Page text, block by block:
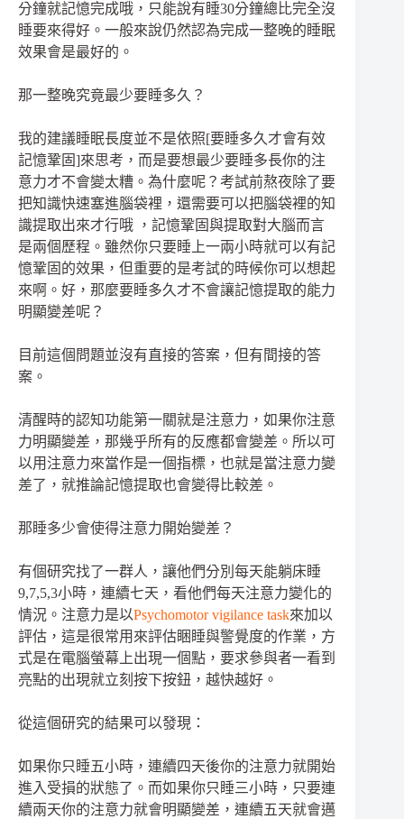
分鐘就記憶完成哦，只能說有睡30分鐘總比完全沒
睡要來得好。一般來說仍然認為完成一整晚的睡眠
效果會是最好的。
那一整晚究竟最少要睡多久？
我的建議睡眠長度並不是依照[要睡多久才會有效
記憶鞏固]來思考，而是要想最少要睡多長你的注
意力才不會變太糟。為什麼呢？考試前熬夜除了要
把知識快速塞進腦袋裡，還需要可以把腦袋裡的知
識提取出來才行哦 ，記憶鞏固與提取對大腦而言
是兩個歷程。雖然你只要睡上一兩小時就可以有記
憶鞏固的效果，但重要的是考試的時候你可以想起
來啊。好，那麼要睡多久才不會讓記憶提取的能力
明顯變差呢？
目前這個問題並沒有直接的答案，但有間接的答
案。
清醒時的認知功能第一關就是注意力，如果你注意
力明顯變差，那幾乎所有的反應都會變差。所以可
以用注意力來當作是一個指標，也就是當注意力變
差了，就推論記憶提取也會變得比較差。
那睡多少會使得注意力開始變差？
有個研究找了一群人，讓他們分別每天能躺床睡
9,7,5,3小時，連續七天，看他們每天注意力變化的
情況。注意力是以Psychomotor vigilance task來加以
評估，這是很常用來評估睏睡與警覺度的作業，方
式是在電腦螢幕上出現一個點，要求參與者一看到
亮點的出現就立刻按下按鈕，越快越好。
從這個研究的結果可以發現：
如果你只睡五小時，連續四天後你的注意力就開始
進入受損的狀態了。而如果你只睡三小時，只要連
續兩天你的注意力就會明顯變差，連續五天就會邁